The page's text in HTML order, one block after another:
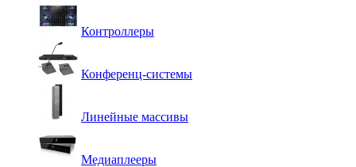
Контроллеры
Конференц-системы
Линейные массивы
Медиаплееры